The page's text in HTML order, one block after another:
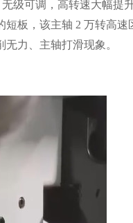
级可调，高转速大幅提
板，该主轴 2 万转高速
力、主轴打滑现象。